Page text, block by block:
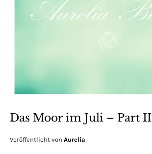
Das Moor im Juli – Part II
Veröffentlicht von Aurelia